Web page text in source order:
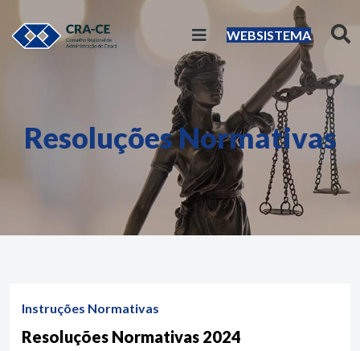
WEBSISTEMA
Resoluções Normativas
Instruções Normativas
Resoluções Normativas 2024